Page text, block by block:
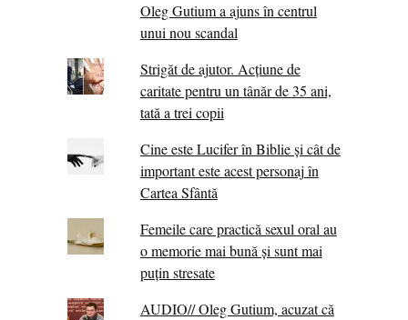
Oleg Gutium a ajuns în centrul
unui nou scandal
Strigăt de ajutor. Acțiune de
caritate pentru un tânăr de 35 ani,
tată a trei copii
Cine este Lucifer în Biblie și cât de
important este acest personaj în
Cartea Sfântă
Femeile care practică sexul oral au
o memorie mai bună și sunt mai
puțin stresate
AUDIO// Oleg Gutium, acuzat că